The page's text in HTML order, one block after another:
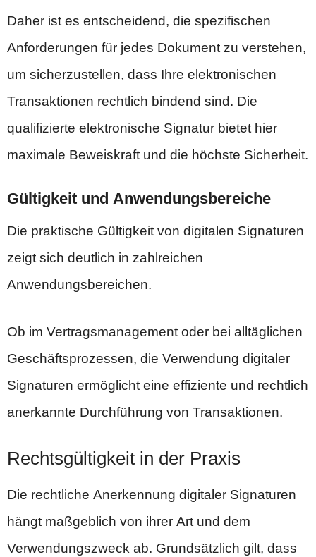
Daher ist es entscheidend, die spezifischen
Anforderungen für jedes Dokument zu verstehen,
um sicherzustellen, dass Ihre elektronischen
Transaktionen rechtlich bindend sind. Die
qualifizierte elektronische Signatur bietet hier
maximale Beweiskraft und die höchste Sicherheit.
Gültigkeit und Anwendungsbereiche
Die praktische Gültigkeit von digitalen Signaturen
zeigt sich deutlich in zahlreichen
Anwendungsbereichen.
Ob im Vertragsmanagement oder bei alltäglichen
Geschäftsprozessen, die Verwendung digitaler
Signaturen ermöglicht eine effiziente und rechtlich
anerkannte Durchführung von Transaktionen.
Rechtsgültigkeit in der Praxis
Die rechtliche Anerkennung digitaler Signaturen
hängt maßgeblich von ihrer Art und dem
Verwendungszweck ab. Grundsätzlich gilt, dass